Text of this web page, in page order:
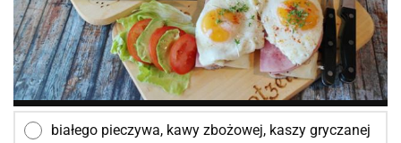
białego pieczywa, kawy zbożowej, kaszy gryczanej